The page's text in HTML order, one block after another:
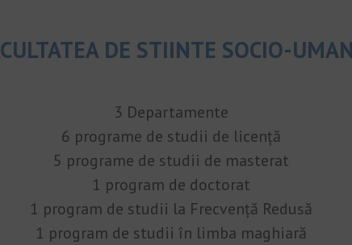
DE STIINTE SOCIO-
3 Departamente
6 programe de studii de licență
5 programe de studii de masterat
1 program de doctorat
1 program de studii la Frecvență Redusă
1 program de studii în limba maghiară